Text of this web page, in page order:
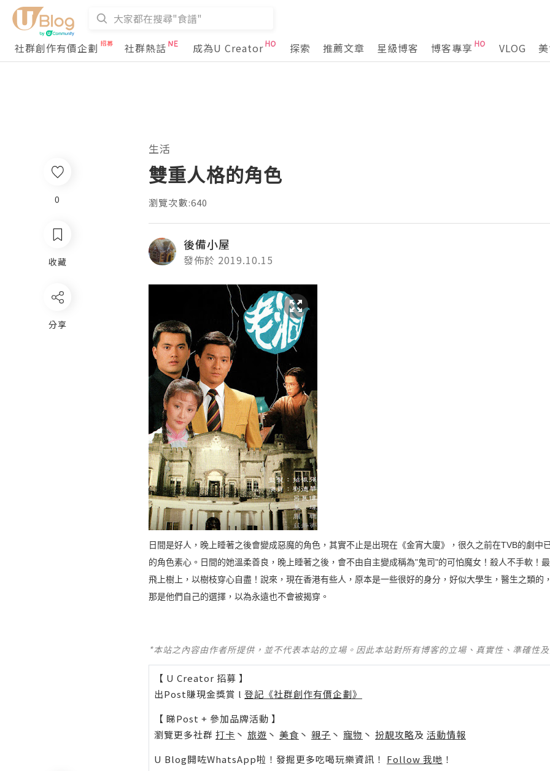
社群創作有價企劃 社群熱話 成為U Creator 探索 推薦文章 星級博客 博客專享 VLOG
生活
雙重人格的角色
瀏覽次數:640
後備小屋
發佈於 2019.10.15
日間是好人，晚上睡著之後會變成惡魔的角色，其實不止是出現在《金宵大廈》，很久之前在TVB的劇中
的角色素心。日間的她溫柔善良，晚上睡著之後，會不由自主變成稱為"鬼司"的可怕魔女！殺人不手軟！
飛上樹上，以樹枝穿心自盡！說來，現在香港有些人，原本是一些很好的身分，好似大學生，醫生之類的
那是他們自己的選擇，以為永遠也不會被揭穿。
*本站之內容由作者所提供，並不代表本站的立場。因此本站對所有博客的立場、真實性、準確性
【 U Creator 招募 】
出Post賺現金獎賞 l 登記《社群創作有價企劃》
【 睇Post + 參加品牌活動 】
瀏覽更多社群 打卡 丶 旅遊 丶 美食 丶 親子 丶 寵物 丶 扮靚攻略及 活動情報
U Blog開咗WhatsApp啦！發掘更多吃喝玩樂資訊！ Follow 我哋 ！
0
收藏
分享